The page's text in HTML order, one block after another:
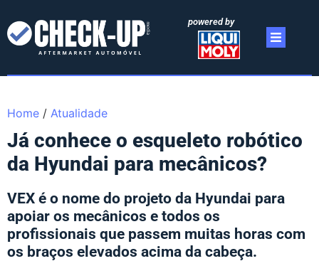
powered by
Home / Atualidade
Já conhece o esqueleto robótico
da Hyundai para mecânicos?
VEX é o nome do projeto da Hyundai para
apoiar os mecânicos e todos os
profissionais que passem muitas horas com
os braços elevados acima da cabeça.